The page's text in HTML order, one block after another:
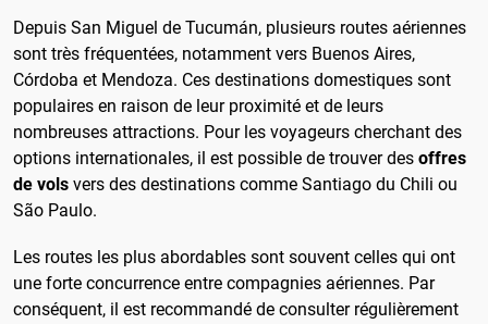
Depuis San Miguel de Tucumán, plusieurs routes aériennes
sont très fréquentées, notamment vers Buenos Aires,
Córdoba et Mendoza. Ces destinations domestiques sont
populaires en raison de leur proximité et de leurs
nombreuses attractions. Pour les voyageurs cherchant des
options internationales, il est possible de trouver des offres
de vols vers des destinations comme Santiago du Chili ou
São Paulo.
Les routes les plus abordables sont souvent celles qui ont
une forte concurrence entre compagnies aériennes. Par
conséquent, il est recommandé de consulter régulièrement